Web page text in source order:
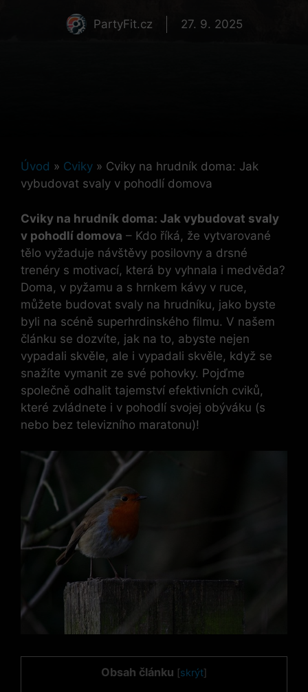
PartyFit.cz 27. 9. 2025
Úvod » Cviky » Cviky na hrudník doma: Jak
vybudovat svaly v pohodlí domova
Cviky na hrudník doma: Jak vybudovat svaly
v pohodlí domova – Kdo říká, že vytvarované
tělo vyžaduje návštěvy posilovny a drsné
trenéry s motivací, která by vyhnala i medvěda?
Doma, v pyžamu a s hrnkem kávy v ruce,
můžete budovat svaly na hrudníku, jako byste
byli na scéně superhrdinského filmu. V našem
článku se dozvíte, jak na to, abyste nejen
vypadali skvěle, ale i vypadali skvěle, když se
snažíte vymanit ze své pohovky. Pojďme
společně odhalit tajemství efektivních cviků,
které zvládnete i v pohodlí svojej obýváku (s
nebo bez televizního maratonu)!
Obsah článku [skrýt]